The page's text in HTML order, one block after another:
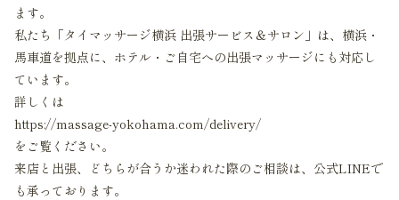
ます。
私たち「タイマッサージ横浜 出張サービス＆サロン」は、横浜・
馬車道を拠点に、ホテル・ご自宅への出張マッサージにも対応し
ています。
詳しくは
https://massage-yokohama.com/delivery/
をご覧ください。
来店と出張、どちらが合うか迷われた際のご相談は、公式LINEで
も承っております。